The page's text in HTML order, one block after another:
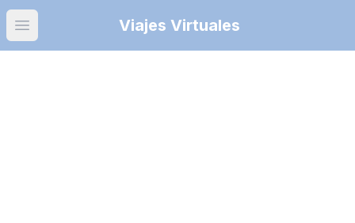
Open main menuViajes Virtuales